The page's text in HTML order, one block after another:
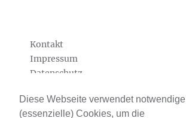
Diese Webseite verwendet notwendige
(essenzielle) Cookies, um die
Kontakt
Impressum
Datenschutz